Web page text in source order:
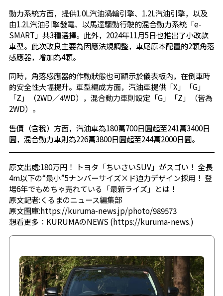
動力系統方面，提供1.0L汽油渦輪引擎、1.2L汽油引擎，以及
由1.2L汽油引擎發電、以馬達驅動行駛的混合動力系統「e-
SMART」共3種選擇。此外，2024年11月5日也推出了小改款
車型。此次改良主要為因應法規調整，車尾原本配置的2顆角落
感應器，增加為4顆。
同時，角落感應器的作動狀態也可顯示於儀表板內，在倒車時
的安全性大幅提升。車型編成方面，汽油車提供「X」「G」
「Z」（2WD／4WD），混合動力車則設定「G」「Z」（皆為
2WD）。
售價（含稅）方面，汽油車為180萬700日圓起至241萬3400日
圓，混合動力車則為226萬3800日圓起至244萬2000日圓。
原文出處:180万円！ トヨタ「ちいさいSUV」がスゴい！ 全長
4m以下の“最小”5ナンバーサイズ×ド迫力デザイン採用！ 登
場6年でもめちゃ売れている「最新ライズ」とは！
原文記者:くるまのニュース編集部
原文圖庫:https://kuruma-news.jp/photo/989573
想看更多： KURUMAのNEWS (https://kuruma-news.)